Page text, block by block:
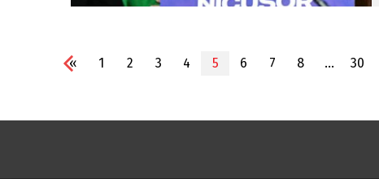
« 1 2 3 4 5 6 7 8 ... 30